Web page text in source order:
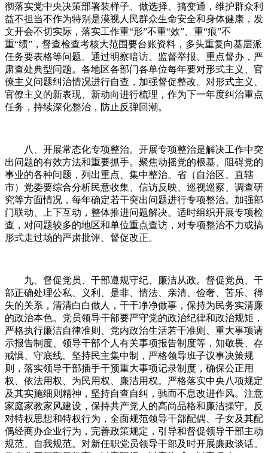
彻落实党中央决策部署装样子、做选择、搞变通，维护群众利
益不担当不作为特别是漠视人民群众生命安全和身体健康，发
文开会不切实际，落实工作重“形”不重“效”、重“痕”不
重“绩”，督查检查考核大范围要台账资料，多头重复向基层派
任务要表格等问题。通过明察暗访、监督举报、重点督办，严
肃查处典型问题。各地区各部门各单位每年要对形式主义、官
僚主义问题纠治情况进行自查，加强督促整改。对形式主义、
官僚主义的新表现、新动向进行梳理，作为下一年度纠治重点
任务，持续深化整治，防止反弹回潮。
八、开展常态化专项整治。开展专项整治是解决工作中突
出问题的有效方法和重要抓手。聚焦动摇党的根基、阻碍党的
事业的各种问题，列出重点、集中整治。省（自治区、直辖
市）党委要综合分析民意收集、信访反映、巡视巡察、调查研
究等方面情况，每年确定若干突出问题进行专项整治。加强部
门联动、上下互动，整体推进问题解决。适时组织开展专项检
查，对问题较多的地区和单位重点查访，对专项整治不力或搞
形式走过场的严肃批评、督促改正。
九、督促党员、干部遵规守纪、廉洁从政。督促党员、干
部正确处理公私、义利、是非、情法、亲清、俭奢、苦乐、得
失的关系，清清白白做人，干干净净做事，保持为民务实清廉
的政治本色。党员领导干部要严守党的政治纪律和政治规矩，
严格执行廉洁自律准则、党内政治生活若干准则、重大事项请
示报告制度、领导干部个人有关事项报告制度等，知敬畏、存
戒惧、守底线。坚持民主集中制，严格领导班子议事决策规
则，落实领导干部插手干预重大事项记录制度，确保公正用
权、依法用权、为民用权、廉洁用权。严格落实中央八项规定
及其实施细则精神，坚持自查自纠，驰而不息改进作风。注意
家庭家教家风建设，保持共产党人的高尚品格和廉洁操守。反
对特权思想和特权行为，全面规范领导干部配偶、子女及其配
偶经商办企业行为，完善政策规定，引导和督促领导干部主动
规范、自我规范。对新任职党员领导干部及时开展廉政谈话。